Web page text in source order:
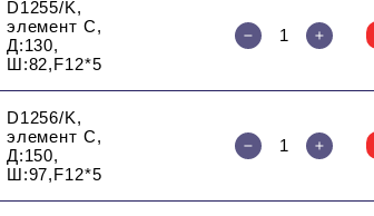
D1255/K,
элемент C,
Д:130,
Ш:82,F12*5
D1256/K,
элемент C,
Д:150,
Ш:97,F12*5